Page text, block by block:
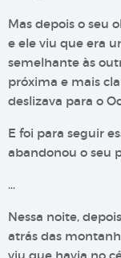
Mas depois o seu
e ele viu que era
semelhante às
próxima e mais
deslizava para o
E foi para seguir
abandonou o seu
…
Nessa noite,
atrás das